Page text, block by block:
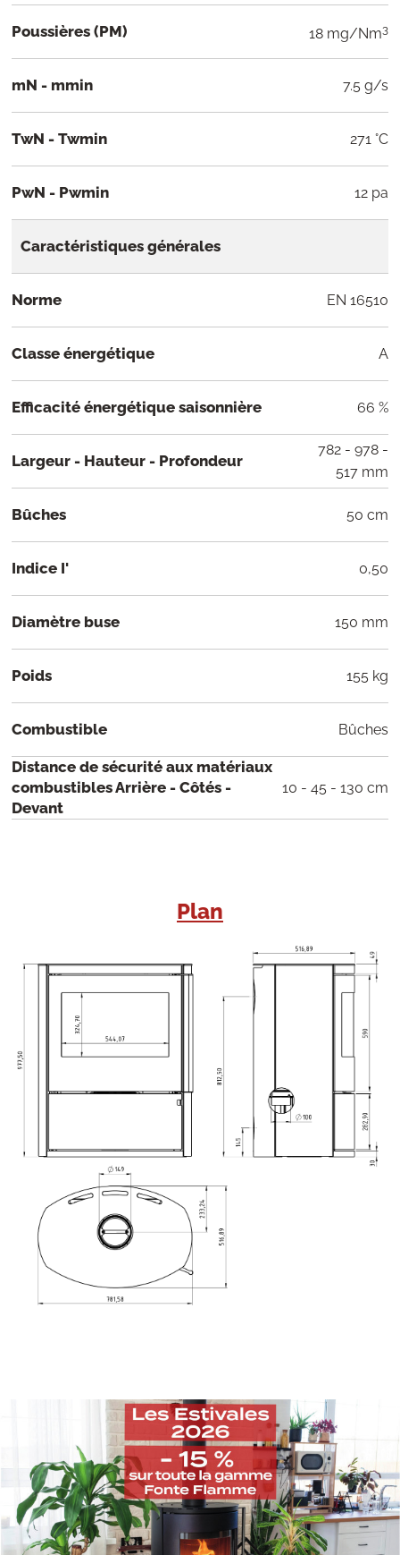
Poussières (PM) 18 mg/Nm3
mN - mmin 7.5 g/s
TwN - Twmin 271 °C
PwN - Pwmin 12 pa
Caractéristiques générales
Norme EN 16510
Classe énergétique A
Efficacité énergétique saisonnière 66 %
Largeur - Hauteur - Profondeur
782 - 978 -
517 mm
Bûches 50 cm
Indice I' 0,50
Diamètre buse 150 mm
Poids 155 kg
Combustible Bûches
Distance de sécurité aux matériaux
combustibles Arrière - Côtés -
Devant
10 - 45 - 130 cm
Plan